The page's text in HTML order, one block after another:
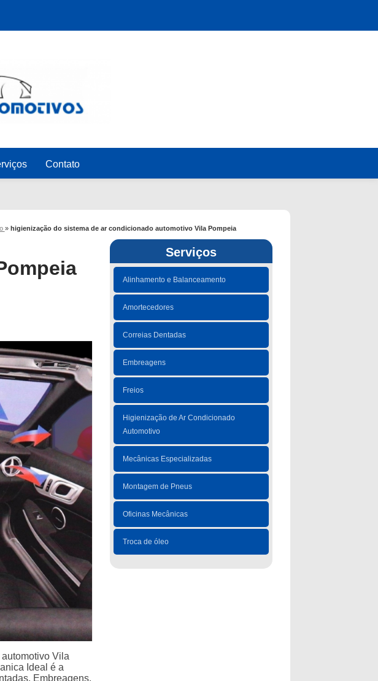
Contato
» higienização do sistema de ar condicionado automotivo Vila Pompeia
Serviços
Alinhamento e Balanceamento
Amortecedores
Correias Dentadas
Embreagens
Freios
Higienização de Ar Condicionado
Automotivo
Mecânicas Especializadas
Montagem de Pneus
Oficinas Mecânicas
Troca de óleo
Vila
Ideal é a
Embreagens,